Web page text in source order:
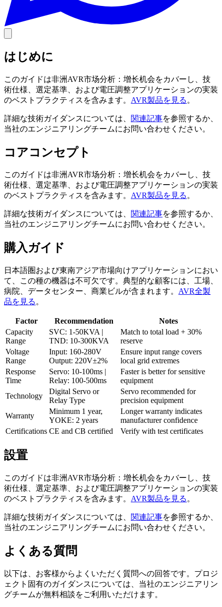
はじめに
このガイドは非洲AVR市场分析：增长机会をカバーし、技
術仕様、選定基準、および電圧調整アプリケーションの実装
のベストプラクティスを含みます。 AVR製品を見る 。
詳細な技術ガイダンスについては、 関連記事を参照するか、
当社のエンジニアリングチームにお問い合わせください。
コアコンセプト
このガイドは非洲AVR市场分析：增长机会をカバーし、技
術仕様、選定基準、および電圧調整アプリケーションの実装
のベストプラクティスを含みます。 AVR製品を見る。
詳細な技術ガイダンスについては、 関連記事を参照するか、
当社のエンジニアリングチームにお問い合わせください。
購入ガイド
日本語圏および東南アジア市場向けアプリケーションにおい
て、この種の機器は不可欠です。典型的な顧客には、工場、
病院、データセンター、商業ビルが含まれます。 AVR全製
品を見る 。
Factor Recommendation
Notes
Capacity
Range
SVC: 1-50KVA |
TND: 10-300KVA
Match to total load + 30%
reserve
Voltage
Range
Input: 160-280V
Output: 220V±2%
Ensure input range covers
local grid extremes
Response
Time
Servo: 10-100ms |
Relay: 100-500ms
Faster is better for sensitive
equipment
Technology
Digital Servo or
Relay Type
Servo recommended for
precision equipment
Warranty
Minimum 1 year,
YOKE: 2 years
Longer warranty indicates
manufacturer confidence
Certifications CE and CB certified Verify with test certificates
設置
このガイドは非洲AVR市场分析：增长机会をカバーし、技
術仕様、選定基準、および電圧調整アプリケーションの実装
のベストプラクティスを含みます。 AVR製品を見る 。
詳細な技術ガイダンスについては、 関連記事を参照するか、
当社のエンジニアリングチームにお問い合わせください。
よくある質問
以下は、お客様からよくいただく質問への回答です。プロジ
ェクト固有のガイダンスについては、当社のエンジニアリン
グチームが無料相談をご利用いただけます。